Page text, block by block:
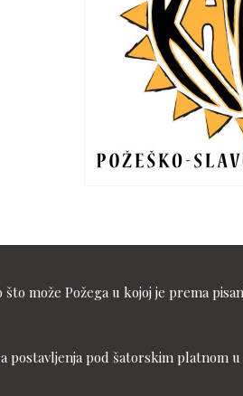
može Požega u kojoj je prema
postavljenja pod šatorskim platnom